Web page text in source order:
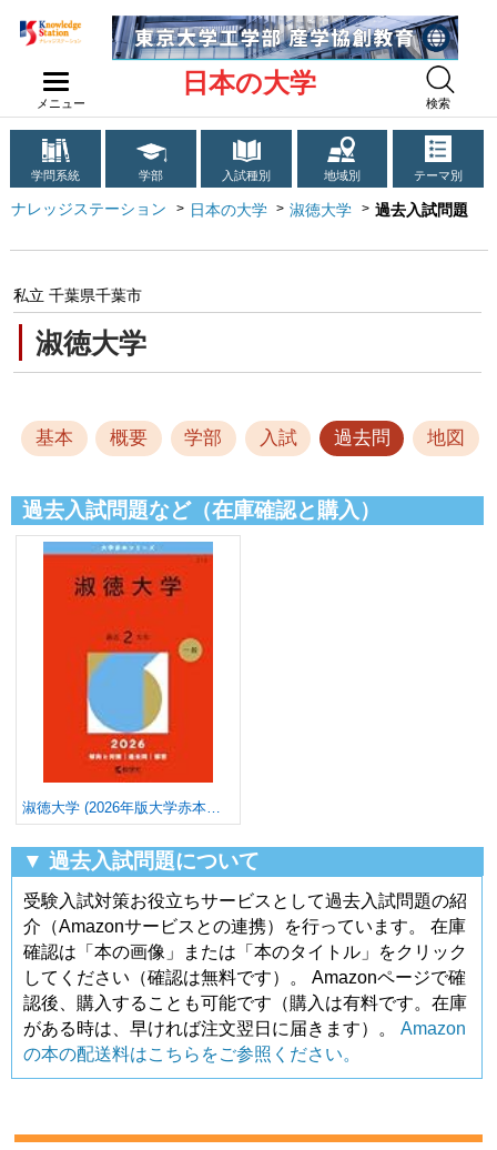
メニュー
日本の大学
検索
学問系統 学部 入試種別 地域別 テーマ別
ナレッジステーション 日本の大学 淑徳大学 過去入試問題
淑徳大学
私立 千葉県千葉市
基本 概要 学部 入試 過去問 地図
過去入試問題など（在庫確認と購入）
淑徳大学 (2026年版大学赤本シリーズ)
▼ 過去入試問題について
受験入試対策お役立ちサービスとして過去入試問題の紹
介（Amazonサービスとの連携）を行っています。 在庫
確認は「本の画像」または「本のタイトル」をクリック
してください（確認は無料です）。 Amazonページで確
認後、購入することも可能です（購入は有料です。在庫
がある時は、早ければ注文翌日に届きます）。 Amazon
の本の配送料はこちらをご参照ください。